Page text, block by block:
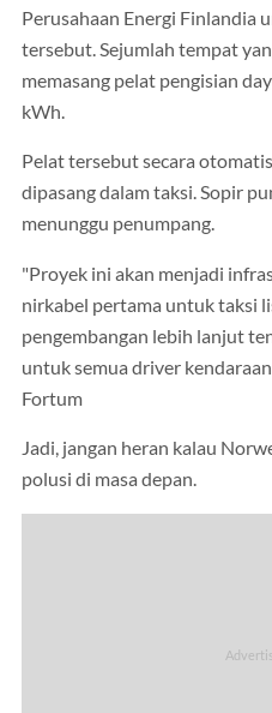
Perusahaan Energi Finlandia
tersebut. Sejumlah tempat
memasang pelat pengisian
kWh.
Pelat tersebut secara
dipasang dalam taksi. Sopir
menunggu penumpang.
"Proyek ini akan menjadi
nirkabel pertama untuk taksi
pengembangan lebih lanjut
untuk semua driver
Fortum
Jadi, jangan heran kalau
polusi di masa depan.